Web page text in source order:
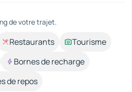
de votre trajet.
Restaurants
Tourisme
Bornes de recharge
de repos